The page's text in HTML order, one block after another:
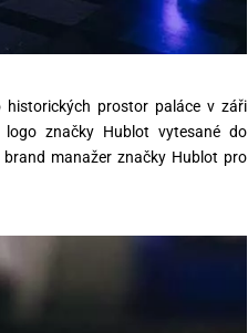
historických prostor paláce v záři
značky Hublot vytesané do
manažer značky Hublot pro